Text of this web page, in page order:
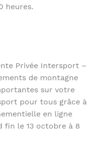
heures.
Privée Intersport –
de montagne
sur votre
pour tous grâce à
en ligne
fin le 13 octobre à 8